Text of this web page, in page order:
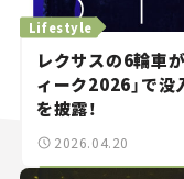
Lifestyle
レクサスの6輪車
ィーク2026」で没
を披露！
2026.04.20